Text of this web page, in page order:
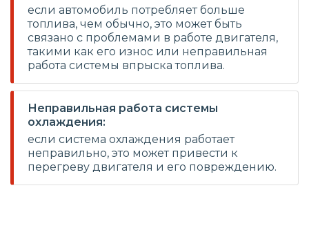
если автомобиль потребляет больше
топлива, чем обычно, это может быть
связано с проблемами в работе двигателя,
такими как его износ или неправильная
работа системы впрыска топлива.
Неправильная работа системы
охлаждения:
если система охлаждения работает
неправильно, это может привести к
перегреву двигателя и его повреждению.